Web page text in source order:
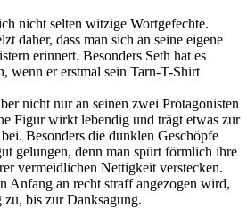
nicht selten witzige Wortgefechte.
daher, dass man sich an seine eigene
erinnert. Besonders Seth hat es
wenn er erstmal sein Tarn-T-Shirt
nicht nur an seinen zwei Protagonisten
Figur wirkt lebendig und trägt etwas zur
Besonders die dunklen Geschöpfe
gelungen, denn man spürt förmlich ihre
vermeidlichen Nettigkeit verstecken.
Anfang an recht straff angezogen wird,
bis zur Danksagung.